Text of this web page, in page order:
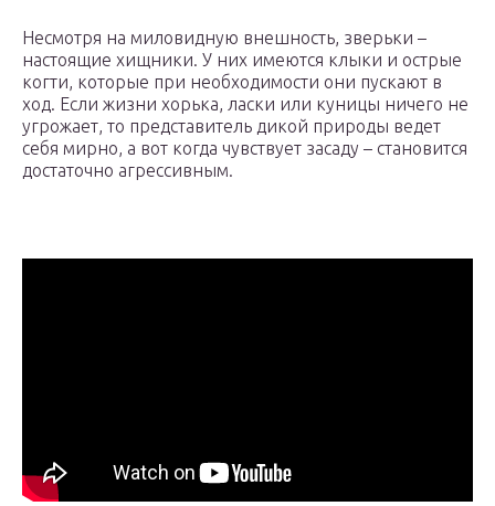
Несмотря на миловидную внешность, зверьки –
настоящие хищники. У них имеются клыки и острые
когти, которые при необходимости они пускают в
ход. Если жизни хорька, ласки или куницы ничего не
угрожает, то представитель дикой природы ведет
себя мирно, а вот когда чувствует засаду – становится
достаточно агрессивным.